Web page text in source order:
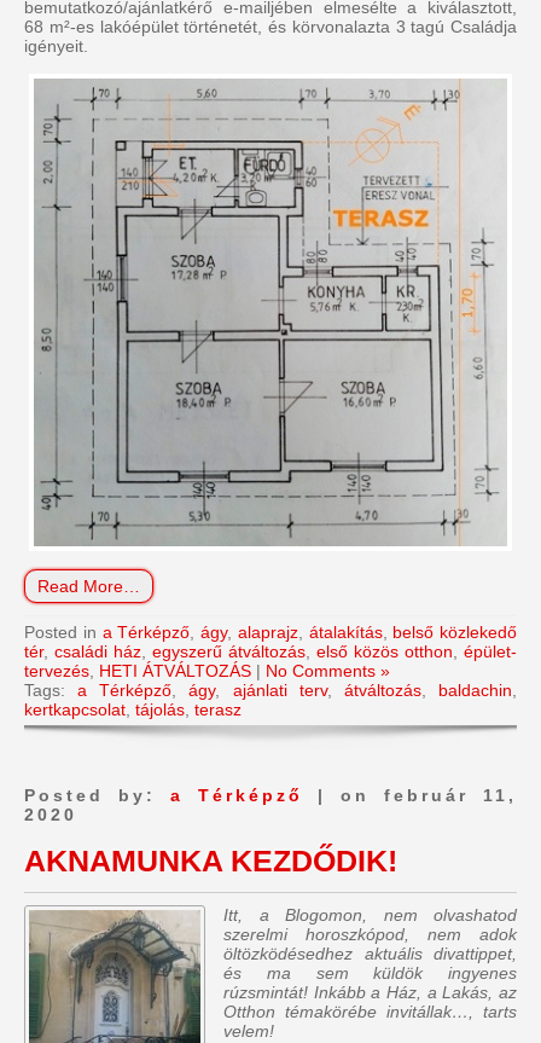
bemutatkozó/ajánlatkérő e-mailjében elmesélte a kiválasztott,
68 m²-es lakóépület történetét, és körvonalazta 3 tagú Családja
igényeit.
Read More…
Posted in a Térképző ágy, alaprajz, átalakítás, belső közlekedő
tér, családi ház egyszerű átváltozás első közös otthon
épület-
tervezés HETI ÁTVÁLTOZÁS | No Comments »
Tags:a Térképző ,ágy, ajánlati terv, átváltozás, baldachin
kertkapcsolat tájolás terasz
Posted by: a Térképző
| on február 11,
2020
AKNAMUNKA KEZDŐDIK!
Itt, a Blogomon, nem olvashatod
szerelmi horoszkópod, nem adok
öltözködésedhez aktuális divattippet,
és ma sem küldök ingyenes
rúzsmintát! Inkább a Ház, a Lakás, az
Otthon témakörébe invitállak…, tarts
velem!